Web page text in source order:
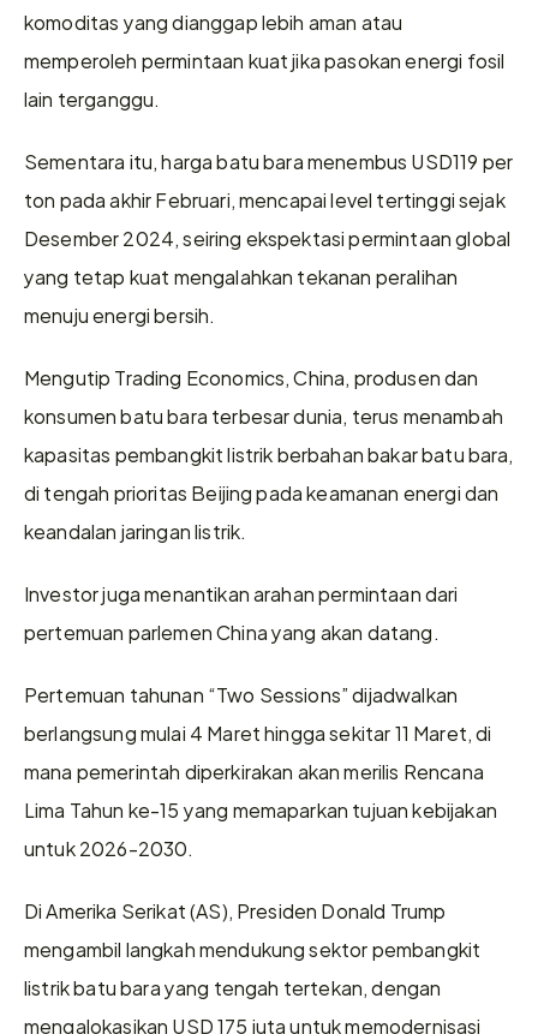
komoditas yang dianggap lebih aman atau
memperoleh permintaan kuat jika pasokan energi fosil
lain terganggu.
Sementara itu, harga batu bara menembus USD119 per
ton pada akhir Februari, mencapai level tertinggi sejak
Desember 2024, seiring ekspektasi permintaan global
yang tetap kuat mengalahkan tekanan peralihan
menuju energi bersih.
Mengutip Trading Economics, China, produsen dan
konsumen batu bara terbesar dunia, terus menambah
kapasitas pembangkit listrik berbahan bakar batu bara,
di tengah prioritas Beijing pada keamanan energi dan
keandalan jaringan listrik.
Investor juga menantikan arahan permintaan dari
pertemuan parlemen China yang akan datang.
Pertemuan tahunan “Two Sessions” dijadwalkan
berlangsung mulai 4 Maret hingga sekitar 11 Maret, di
mana pemerintah diperkirakan akan merilis Rencana
Lima Tahun ke-15 yang memaparkan tujuan kebijakan
untuk 2026-2030.
Di Amerika Serikat (AS), Presiden Donald Trump
mengambil langkah mendukung sektor pembangkit
listrik batu bara yang tengah tertekan, dengan
mengalokasikan USD 175 juta untuk memodernisasi